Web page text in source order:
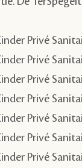
Privé
Privé
Privé
Privé
Privé
Privé
Privé